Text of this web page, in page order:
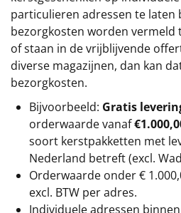
particulieren adressen te laten
bezorgkosten worden vermeld
of staan in de vrijblijvende
diverse magazijnen, dan kan
bezorgkosten.
Bijvoorbeeld: Gratis
orderwaarde vanaf
soort kerstpakketten met
Nederland betreft (excl.
Orderwaarde onder €
excl. BTW per adres.
Individuele adressen